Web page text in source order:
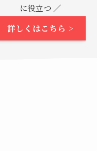
に役立つ ／
詳しくはこちら >